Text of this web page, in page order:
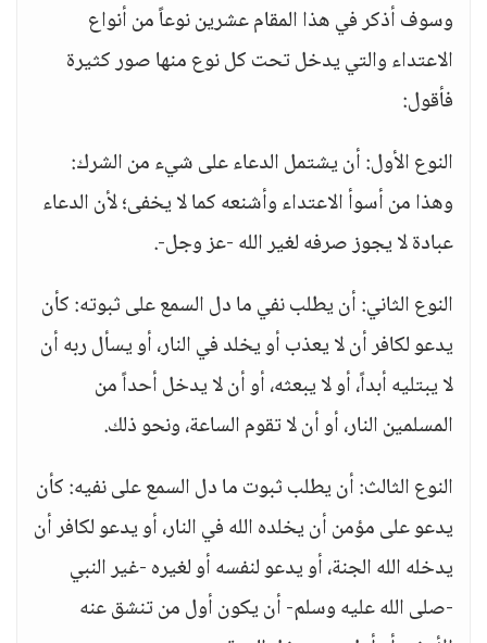
وسوف أذكر في هذا المقام عشرين نوعاً من أنواع
الاعتداء والتي يدخل تحت كل نوع منها صور كثيرة
فأقول:
النوع الأول: أن يشتمل الدعاء على شيء من الشرك:
وهذا من أسوأ الاعتداء وأشنعه كما لا يخفى؛ لأن الدعاء
عبادة لا يجوز صرفه لغير الله -عز وجل-.
النوع الثاني: أن يطلب نفي ما دل السمع على ثبوته: كأن
يدعو لكافر أن لا يعذب أو يخلد في النار، أو يسأل ربه أن
لا يبتليه أبداً، أو لا يبعثه، أو أن لا يدخل أحداً من
المسلمين النار، أو أن لا تقوم الساعة، ونحو ذلك.
النوع الثالث: أن يطلب ثبوت ما دل السمع على نفيه: كأن
يدعو على مؤمن أن يخلده الله في النار، أو يدعو لكافر أن
يدخله الله الجنة، أو يدعو لنفسه أو لغيره -غير النبي
-صلى الله عليه وسلم- أن يكون أول من تنشق عنه